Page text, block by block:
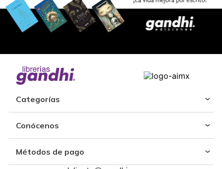
Categorías
Conócenos
Métodos de pago